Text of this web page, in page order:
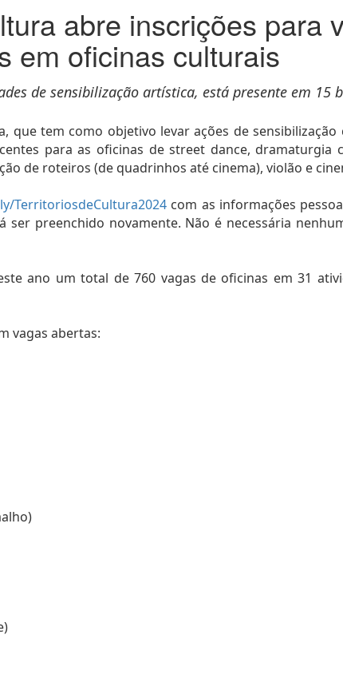
abre inscrições para
em oficinas culturais
de sensibilização artística, está presente em 15
que tem como objetivo levar ações de
para as oficinas de street dance, dramaturgia
de roteiros (de quadrinhos até cinema), violão e
TerritoriosdeCultura2024 com as informações
preenchido novamente. Não é necessária
ano um total de 760 vagas de oficinas em 31
vagas abertas: